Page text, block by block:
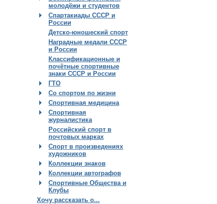
молодёжи и студентов
Спартакиады СССР и
России
Детско-юношеский спорт
Наградные медали СССР
и России
Классификационные и
почётные спортивные
знаки СССР и России
ГТО
Со спортом по жизни
Спортивная медицина
Спортивная
журналистика
Российский спорт в
почтовых марках
Спорт в произведениях
художников
Коллекции знаков
Коллекции автографов
Спортивные Общества и
Клубы
Хочу рассказать о...